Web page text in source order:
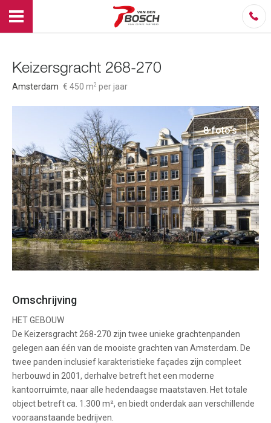
Keizersgracht 268-270
Amsterdam € 450 m2 per jaar
8 foto's
Omschrijving
HET GEBOUW
De Keizersgracht 268-270 zijn twee unieke grachtenpanden
gelegen aan één van de mooiste grachten van Amsterdam. De
twee panden inclusief karakteristieke façades zijn compleet
herbouwd in 2001, derhalve betreft het een moderne
kantoorruimte, naar alle hedendaagse maatstaven. Het totale
object betreft ca. 1.300 m², en biedt onderdak aan verschillende
vooraanstaande bedrijven.